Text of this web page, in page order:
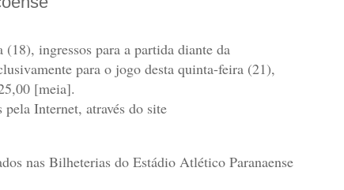
ingressos para a partida diante da
para o jogo desta quinta-feira (21),
[meia].
pela Internet, através do site
nas Bilheterias do Estádio Atlético Paranaense